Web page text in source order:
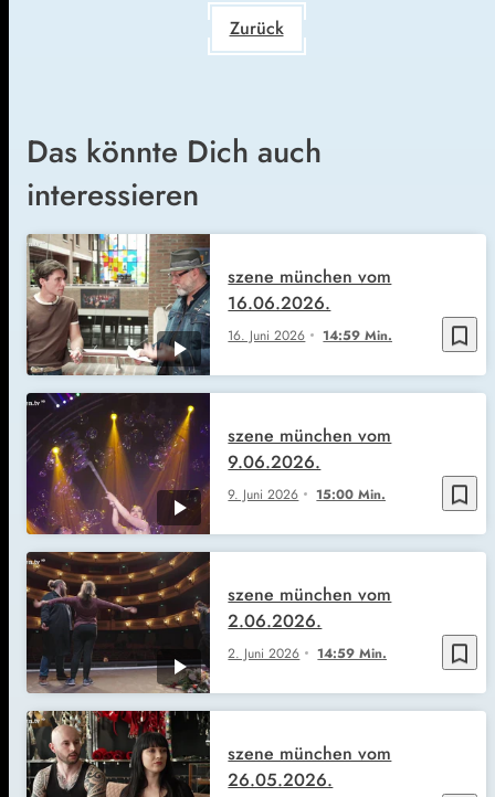
Zurück
Das könnte Dich auch
interessieren
bookmark_border
16. Juni 2026 14:59 Min.
szene münchen vom
16.06.2026.
bookmark_border
9. Juni 2026 15:00 Min.
szene münchen vom
9.06.2026.
bookmark_border
2. Juni 2026 14:59 Min.
szene münchen vom
2.06.2026.
szene münchen vom
26.05.2026.